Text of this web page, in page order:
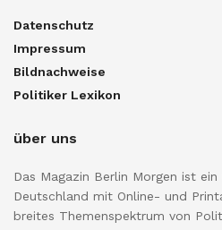
Datenschutz
Impressum
Bildnachweise
Politiker Lexikon
über uns
Das Magazin Berlin Morgen ist
Deutschland mit Online- und
breites Themenspektrum von